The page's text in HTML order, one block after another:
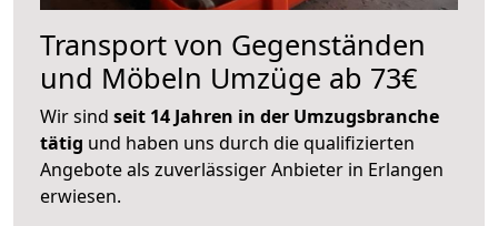
Transport von Gegenständen
und Möbeln Umzüge ab 73€
Wir sind seit 14 Jahren in der Umzugsbranche
tätig und haben uns durch die qualifizierten
Angebote als zuverlässiger Anbieter in Erlangen
erwiesen.